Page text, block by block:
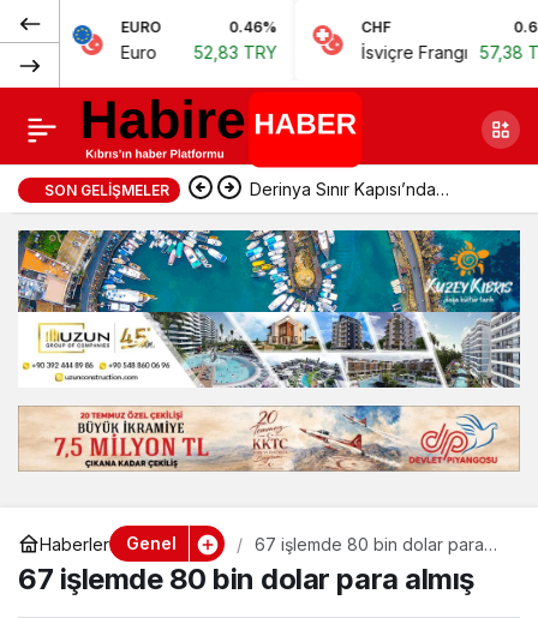
EURO 0.46%
52,83 TRY
CHF
İsviçre Frangı 57,38 TRY
SON GELIŞMELER Derinya Sınır Kapısı’nda
geçişler normale döndü
Haberler Genel
67 işlemde 80 bin dolar para
almış
67 işlemde 80 bin dolar para almış
Kaçak et zanlısı
sabıkalı çıktı